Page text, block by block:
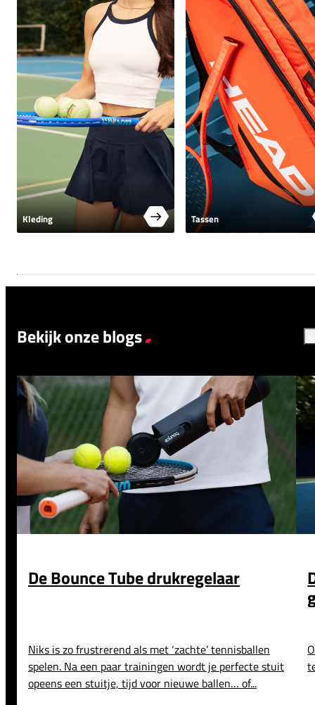
Kleding Tassen
Bekijk onze blogs
De Bounce Tube drukregelaar
Niks is zo frustrerend als met ‘zachte’ tennisballen
spelen. Na een paar trainingen wordt je perfecte stuit
opeens een stuitje, tijd voor nieuwe ballen… of...